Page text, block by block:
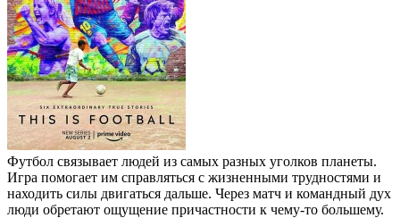
Футбол связывает людей из самых разных уголков планеты.
Игра помогает им справляться с жизненными трудностями и
находить силы двигаться дальше. Через матч и командный дух
люди обретают ощущение причастности к чему‑то большему.